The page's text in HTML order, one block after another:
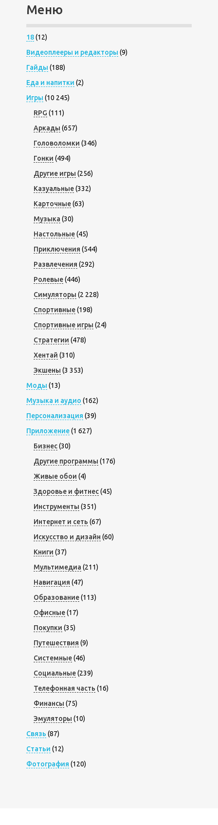
Меню
18(12)
Видеоплееры и редакторы (9)
Гайды (188)
Еда и напитки (2)
Игры (10 245)
RPG (111)
Аркады (657)
Головоломки (346)
Гонки (494)
Другие игры (256)
Казуальные(332)
Карточные(63)
Музыка (30)
Настольные(45)
Приключения (544)
Развлечения (292)
Ролевые(446)
Симуляторы (2 228)
Спортивные(198)
Спортивные игры (24)
Стратегии (478)
Хентай (310)
Экшены (3 353)
Моды (13)
Музыка и аудио (162)
Персонализация (39)
Приложение(1 627)
Бизнес(30)
Другие программы (176)
Живые обои (4)
Здоровье и фитнес(45)
Инструменты (351)
Интернет и сеть (67)
Искусство и дизайн (60)
Книги (37)
Мультимедиа (211)
Навигация (47)
Образование(113)
Офисные(17)
Покупки (35)
Путешествия (9)
Системные(46)
Социальные(239)
Телефонная часть (16)
Финансы (75)
Эмуляторы (10)
Связь (87)
Статьи (12)
Фотография (120)